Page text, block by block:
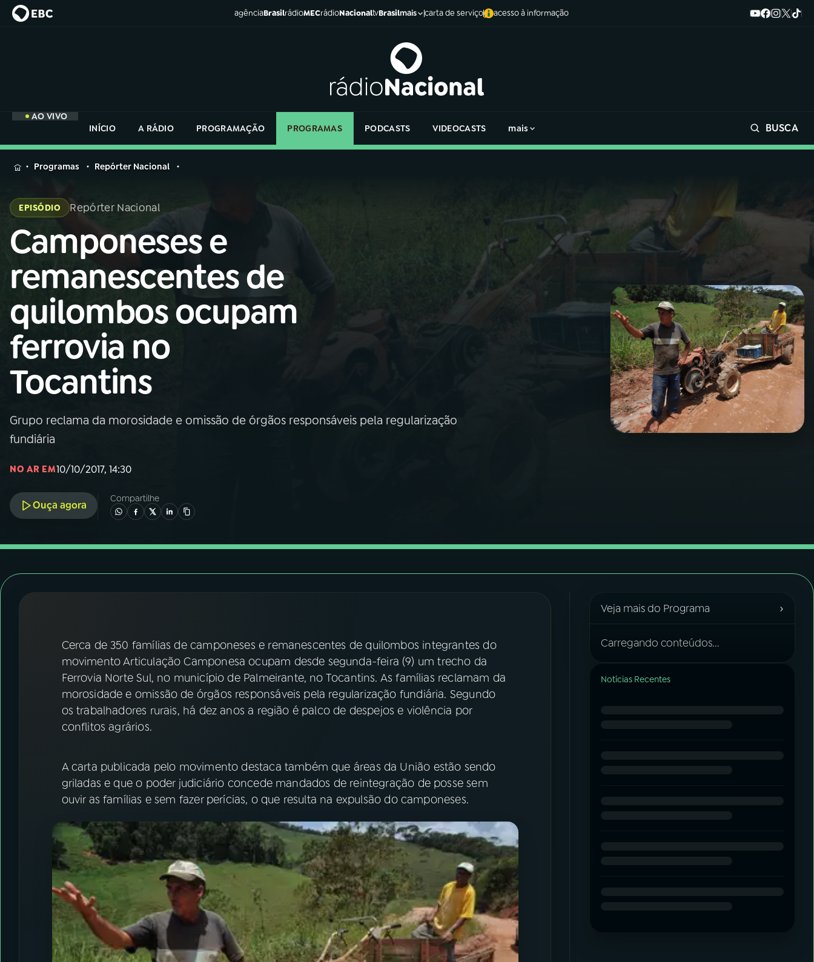
agênciaBrasilrádioMECrádioNacionaltvBrasilmais carta de serviço acesso à informação
AO VIVO
INÍCIO
A RÁDIO PROGRAMAÇÃO PROGRAMAS PODCASTS VIDEOCASTS mais BUSCA
MENU
Buscar
na
Rádio
Nacional
01INÍCIO
02A RÁDIO
03 PROGRAMAÇÃO
04PROGRAMAS
05 PODCASTS
06VIDEOCASTS
07ÚLTIMAS
YouTube Facebook
Instagram X
na
Rádio
Programas Repórter Nacional
EPISÓDIO Repórter Nacional
Camponeses e
remanescentes de
quilombos ocupam
ferrovia no
Tocantins
Grupo reclama da morosidade e omissão de órgãos responsáveis pela regularização
fundiária
NO AR EM10/10/2017, 14:30
Ouça agora
Compartilhe
Cerca de 350 famílias de camponeses e remanescentes de quilombos integrantes do
movimento Articulação Camponesa ocupam desde segunda-feira (9) um trecho da
Ferrovia Norte Sul, no município de Palmeirante, no Tocantins. As famílias reclamam da
morosidade e omissão de órgãos responsáveis pela regularização fundiária. Segundo
os trabalhadores rurais, há dez anos a região é palco de despejos e violência por
conflitos agrários.
A carta publicada pelo movimento destaca também que áreas da União estão sendo
griladas e que o poder judiciário concede mandados de reintegração de posse sem
ouvir as famílias e sem fazer perícias, o que resulta na expulsão do camponeses.
Veja mais do Programa ›
Carregando conteúdos...
Notícias Recentes